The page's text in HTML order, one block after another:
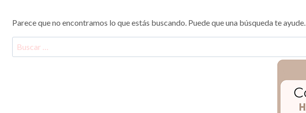
Parece que no encontramos lo que estás buscando. Puede que una búsqueda te ayude.
Buscar: